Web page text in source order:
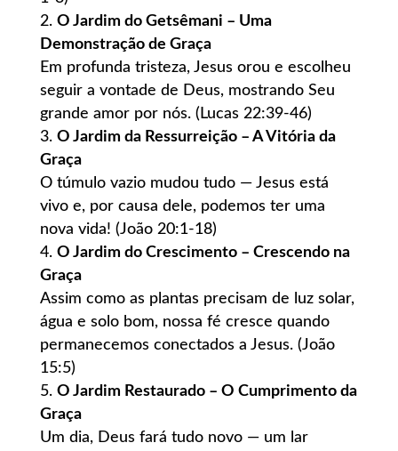
O Jardim do Getsêmani – Uma
Demonstração de Graça
Em profunda tristeza, Jesus orou e escolheu
seguir a vontade de Deus, mostrando Seu
grande amor por nós. (Lucas 22:39-46)
O Jardim da Ressurreição – A Vitória da
Graça
O túmulo vazio mudou tudo — Jesus está
vivo e, por causa dele, podemos ter uma
nova vida! (João 20:1-18)
O Jardim do Crescimento – Crescendo na
Graça
Assim como as plantas precisam de luz solar,
água e solo bom, nossa fé cresce quando
permanecemos conectados a Jesus. (João
15:5)
O Jardim Restaurado – O Cumprimento da
Graça
Um dia, Deus fará tudo novo — um lar